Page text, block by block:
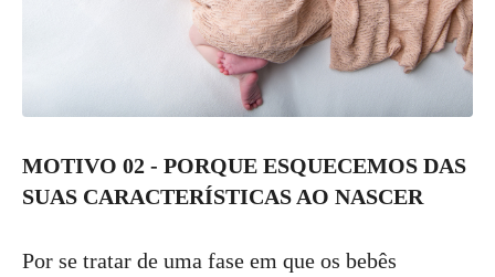
MOTIVO 02 - PORQUE ESQUECEMOS DAS
SUAS CARACTERÍSTICAS AO NASCER
Por se tratar de uma fase em que os bebês